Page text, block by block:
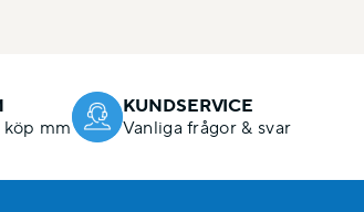
mm
KUNDSERVICE
Vanliga frågor & svar